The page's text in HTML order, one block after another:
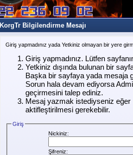
KorgTr Bilgilendirme Mesajı
Giriş yapmadınız yada Yetkiniz olmayan bir yere
Giriş yapmadınız. Lütfen
Yetkiniz dışında bulunan bir
Başka bir sayfaya yada mesaja
Sorun hala devam ediyorsa
geçirmesini talep ediniz.
Mesaj yazmak istediyseniz eğer
aktifleştirilmesi gerekebilir.
Giriş
Nickiniz:
Şifreniz: